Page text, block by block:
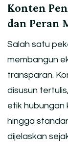
Konten
dan Peran
Salah satu
membangun
transparan.
disusun
etik hubungan
hingga
dijelaskan